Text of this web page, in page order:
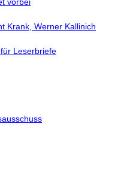
Krank, Werner Kallinich
Leserbriefe